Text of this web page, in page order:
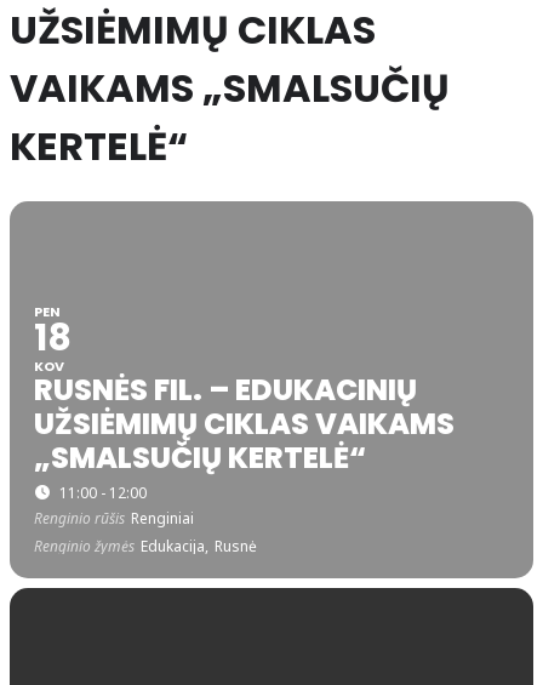
UŽSIĖMIMŲ CIKLAS
VAIKAMS „SMALSUČIŲ
KERTELĖ“
PEN
18
KOV
RUSNĖS FIL. – EDUKACINIŲ
UŽSIĖMIMŲ CIKLAS VAIKAMS
„SMALSUČIŲ KERTELĖ“
11:00 - 12:00
Renginio rūšis Renginiai
Renginio žymės Edukacija, Rusnė